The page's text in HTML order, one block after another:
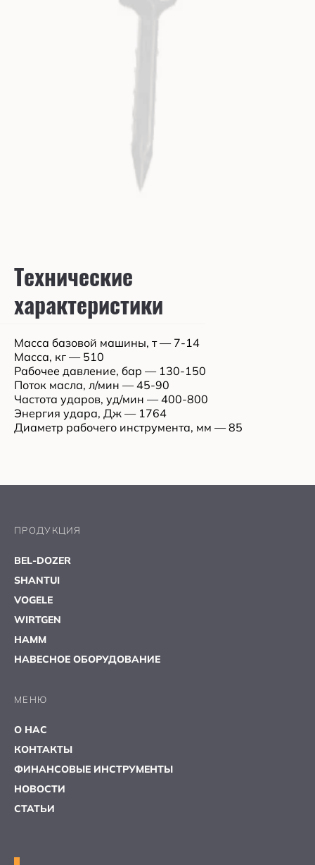
Технические
характеристики
Масса базовой машины, т — 7-14
Масса, кг — 510
Рабочее давление, бар — 130-150
Поток масла, л/мин — 45-90
Частота ударов, уд/мин — 400-800
Энергия удара, Дж — 1764
Диаметр рабочего инструмента, мм — 85
ПРОДУКЦИЯ
BEL-DOZER
SHANTUI
VOGELE
WIRTGEN
HAMM
НАВЕСНОЕ ОБОРУДОВАНИЕ
МЕНЮ
О НАС
КОНТАКТЫ
ФИНАНСОВЫЕ ИНСТРУМЕНТЫ
НОВОСТИ
СТАТЬИ